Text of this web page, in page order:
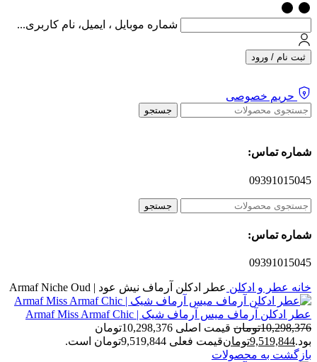
شماره موبایل ، ایمیل، نام کاربری...
ثبت نام / ورود
حریم خصوصی
جستجو
شماره تماس:
09391015045
جستجو
شماره تماس:
09391015045
خانه عطر و ادکلن عطر ادکلن آرماف نیش عود | Armaf Niche Oud
عطر ادکلن آرماف میس آرماف شیک | Armaf Miss Armaf Chic
10,298,376تومان
قیمت اصلی 10,298,376تومان
بود.9,519,844تومانقیمت فعلی 9,519,844تومان است.
بازگشت به محصولات